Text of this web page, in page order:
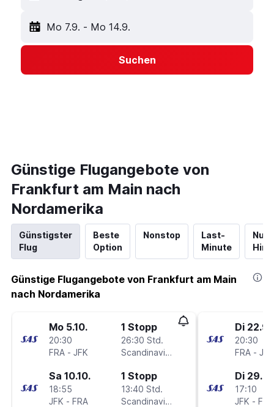
Mo 7.9. - Mo 14.9.
Suchen
Günstige Flugangebote von
Frankfurt am Main nach
Nordamerika
Günstigster
Flug
Beste
Option
Nonstop
Last-
Minute
Nur
Günstige Flugangebote von Frankfurt am Main
nach Nordamerika
Mo 5.10.
20:30
FRA - JFK
1 Stopp
26:30 Std.
Scandinavian Airlines
Sa 10.10.
18:55
JFK - FRA
1 Stopp
13:40 Std.
Scandinavian Airlines
Di 22.9.
20:30
FRA - JFK
Di 29.9.
17:10
JFK - FRA